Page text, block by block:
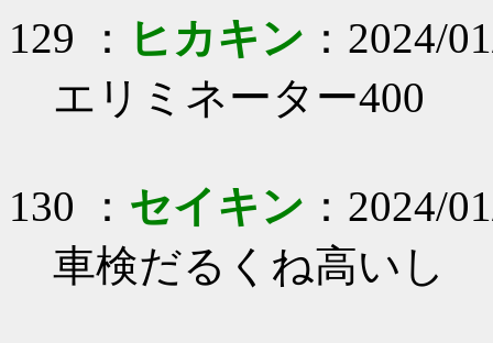
129 ： ヒカキン ：2024/
エリミネーター400
130 ： セイキン ：2024/
車検だるくね高いし